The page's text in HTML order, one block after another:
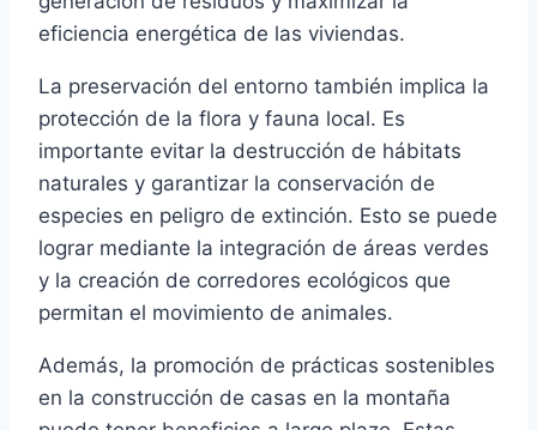
eficiencia energética de las viviendas.
La preservación del entorno también implica la
protección de la flora y fauna local. Es
importante evitar la destrucción de hábitats
naturales y garantizar la conservación de
especies en peligro de extinción. Esto se puede
lograr mediante la integración de áreas verdes
y la creación de corredores ecológicos que
permitan el movimiento de animales.
Además, la promoción de prácticas sostenibles
en la construcción de casas en la montaña